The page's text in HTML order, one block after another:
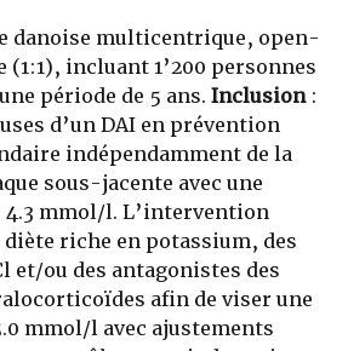
danoise multicentrique, open-
incluant 1’200 personnes
période de 5 ans. Inclusion :
d’un DAI en prévention
indépendamment de la
sous-jacente avec une
4.3 mmol/l. L’intervention
riche en potassium, des
et/ou des antagonistes des
afin de viser une
mmol/l avec ajustements